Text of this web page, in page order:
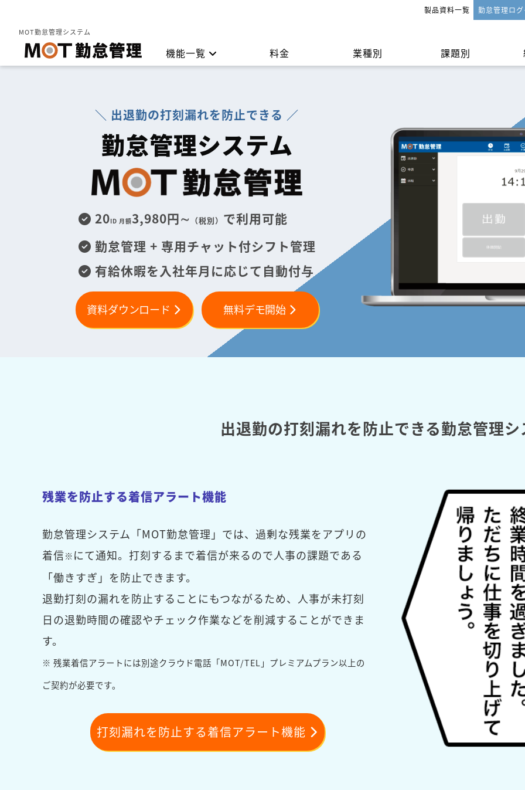
勤怠管理ロ
製品資料一覧
MOT勤怠管理システム
機能一覧
勤怠管理 打刻方法
料金 業種別 課題別
＼ 出退勤の打刻漏れを防止できる ／
勤怠管理システム
20ID 月額3,980円∼ （税別） で利用可能
勤怠管理 + 専用チャット付シフト管理
有給休暇を入社年月に応じて自動付与
資料ダウンロード 無料デモ開始
出退勤の打刻漏れを防止できる勤怠管理シ
残業を防止する着信アラート機能
勤怠管理システム「MOT勤怠管理」では、過剰な残業をアプリの
着信※にて通知。打刻するまで着信が来るので人事の課題である
「働きすぎ」を防止できます。
退勤打刻の漏れを防止することにもつながるため、人事が未打刻
日の退勤時間の確認やチェック作業などを削減することができま
す。
※ 残業着信アラートには別途クラウド電話「MOT/TEL」プレミアムプラン以上の
ご契約が必要です。
打刻漏れを防止する着信アラート機能